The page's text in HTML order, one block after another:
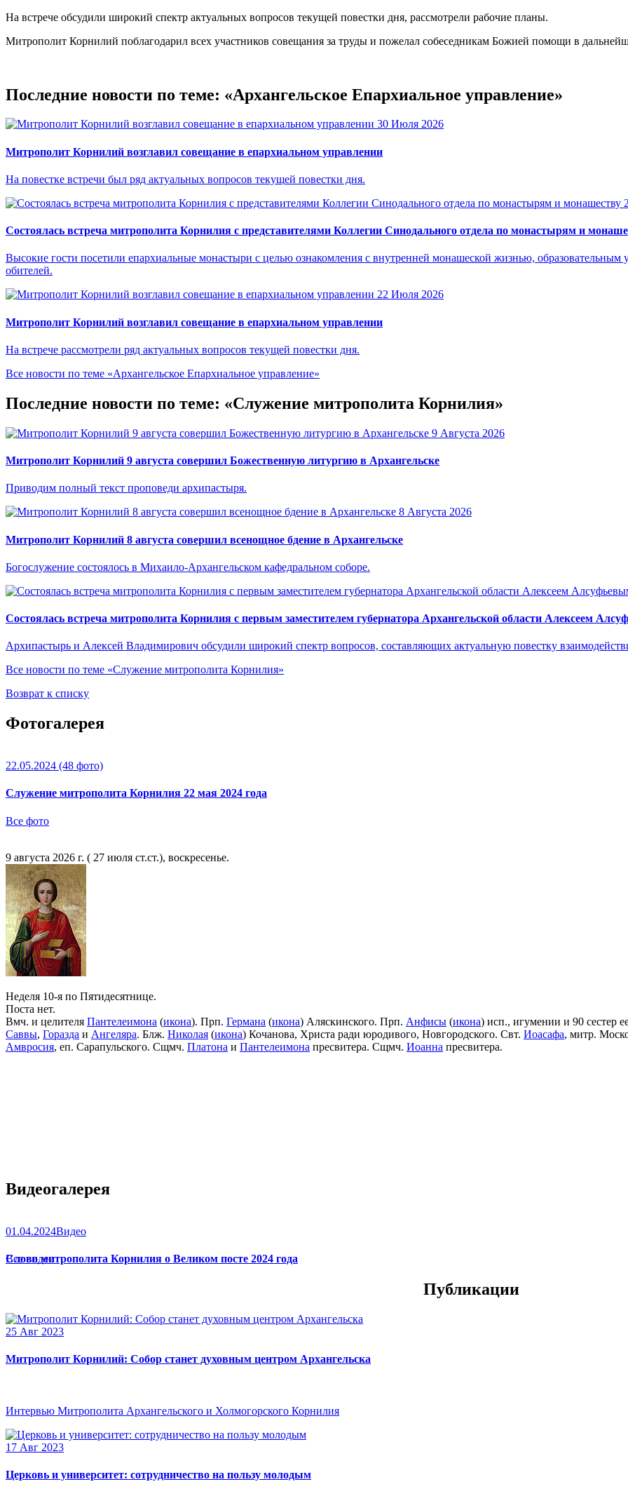
На встрече обсудили широкий спектр актуальных вопросов текущей повестки дня, рассмотрели рабочие планы.
Митрополит Корнилий поблагодарил всех участников совещания за труды и пожелал собеседникам Божией помощи в
Последние новости по теме: «Архангельское Епархиальное управление»
30 Июля 2026
Митрополит Корнилий возглавил совещание в епархиальном управлении
На повестке встречи был ряд актуальных вопросов текущей повестки дня.
Состоялась встреча митрополита Корнилия с представителями Коллегии Синодального отдела по монастырям и
Высокие гости посетили епархиальные монастыри с целью ознакомления с внутренней монашеской жизнью,
обителей.
22 Июля 2026
Митрополит Корнилий возглавил совещание в епархиальном управлении
На встрече рассмотрели ряд актуальных вопросов текущей повестки дня.
Все новости по теме «Архангельское Епархиальное управление»
Последние новости по теме: «Служение митрополита Корнилия»
9 Августа 2026
Митрополит Корнилий 9 августа совершил Божественную литургию в Архангельске
Приводим полный текст проповеди архипастыря.
8 Августа 2026
Митрополит Корнилий 8 августа совершил всенощное бдение в Архангельске
Богослужение состоялось в Михаило-Архангельском кафедральном соборе.
Состоялась встреча митрополита Корнилия с первым заместителем губернатора Архангельской области Алексеем
Архипастырь и Алексей Владимирович обсудили широкий спектр вопросов, составляющих актуальную повестку
Все новости по теме «Служение митрополита Корнилия»
Возврат к списку
Фотогалерея
22.05.2024 (48 фото)
Служение митрополита Корнилия 22 мая 2024 года
Все фото
9 августа 2026 г. ( 27 июля ст.ст.), воскресенье.
Неделя 10-я по Пятидесятнице.
Поста нет.
Вмч. и целителя Пантелеимона (икона). Прп. Германа (икона) Аляскинского. Прп. Анфисы (икона) исп., игумении и 90 сестер
Саввы, Горазда и Ангеляра. Блж. Николая (икона) Кочанова, Христа ради юродивого, Новгородского. Свт. Иоасафа, митр.
Амвросия, еп. Сарапульского. Сщмч. Платона и Пантелеимона пресвитера. Сщмч. Иоанна пресвитера.
Видеогалерея
01.04.2024Видео
Слово митрополита Корнилия о Великом посте 2024 года
Все видео
Публикации
25 Авг 2023
Митрополит Корнилий: Собор станет духовным центром Архангельска
Интервью Митрополита Архангельского и Холмогорского Корнилия
17 Авг 2023
Церковь и университет: сотрудничество на пользу молодым